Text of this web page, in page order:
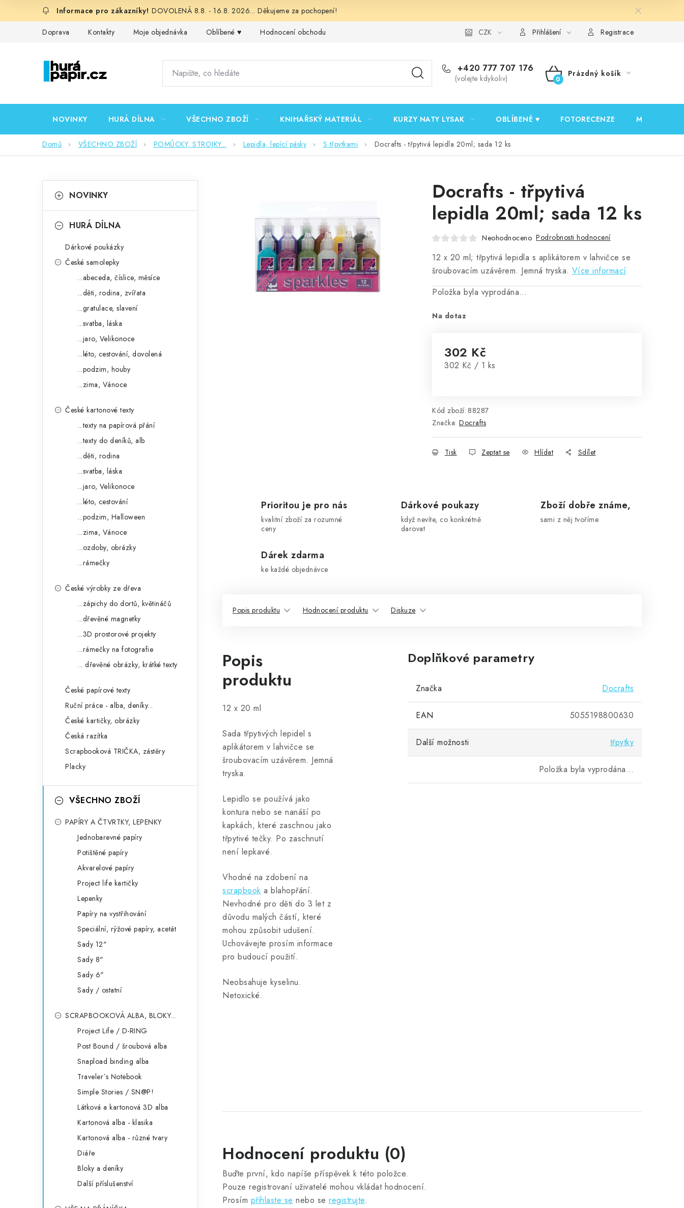
DOVOLENÁ 8.8. - 16.8. 2026... Děkujeme za pochopení!
Doprava Kontakty Moje objednávka Oblíbené ♥️ Hodnocení obchodu Podmínky ochrany osobních údajů Ověřování recenzí
CZK Přihlášení Registrace
+420 777 707 176
(volejte kdykoliv)
NÁKUPNÍ
Prázdný košík
NOVINKY HURÁ DÍLNA VŠECHNO ZBOŽÍ KNIHAŘSKÝ MATERIÁL KURZY NATY LYSAK OBLÍBENÉ ♥️ FOTORECENZE MOJE
Domů VŠECHNO ZBOŽÍ POMŮCKY, STROJKY... Lepidla, lepící pásky S třpytkami Docrafts - třpytivá lepidla 20ml; sada 12 ks
okategorie
a
NOVINKY
HURÁ DÍLNA
Dárkové poukázky
České samolepky
...abeceda, číslice, měsíce
...děti, rodina, zvířata
...gratulace, slavení
...svatba, láska
...jaro, Velikonoce
...léto, cestování, dovolená
...podzim, houby
...zima, Vánoce
České kartonové texty
...texty na papírová přání
...texty do deníků, alb
...děti, rodina
...svatba, láska
...jaro, Velikonoce
...léto, cestování
...podzim, Halloween
...zima, Vánoce
...ozdoby, obrázky
...rámečky
České výrobky ze dřeva
...zápichy do dortů, květináčů
...dřevěné magnetky
...3D prostorové projekty
...rámečky na fotografie
... dřevěné obrázky, krátké texty
České papírové texty
Ruční práce - alba, deníky...
České kartičky, obrázky
Česká razítka
Scrapbooková TRIČKA, zástěry
Placky
VŠECHNO ZBOŽÍ
PAPÍRY A ČTVRTKY, LEPENKY
Jednobarevné papíry
Potištěné papíry
Akvarelové papíry
Project life kartičky
Lepenky
Papíry na vystřihování
Speciální, rýžové papíry, acetát
Sady 12"
Sady 8"
Sady 6"
Sady / ostatní
SCRAPBOOKOVÁ ALBA, BLOKY...
Project Life / D-RING
Post Bound / šroubová alba
Snapload binding alba
Traveler´s Notebook
Simple Stories / SN@P!
Látková a kartonová 3D alba
Kartonová alba - klasika
Kartonová alba - různé tvary
Diáře
Bloky a deníky
Další příslušenství
Docrafts - třpytivá
lepidla 20ml; sada 12 ks
Neohodnoceno Podrobnosti hodnocení
12 x 20 ml; třpytivá lepidla s aplikátorem v lahvičce se
šroubovacím uzávěrem. Jemná tryska. Více informací
Položka byla vyprodána…
Na dotaz
302 Kč
Měrná cena:
302 Kč / 1 ks
Kód zboží: 88287
Značka: Docrafts
Tisk Zeptat se Hlídat Sdílet
Prioritou je pro nás
kvalitní zboží za rozumné
ceny
Dárkové poukazy
když nevíte, co konkrétně
darovat
Zboží dobře známe,
sami z něj tvoříme
Dárek zdarma
ke každé objednávce
Popis produktu Hodnocení produktu Diskuze
Popis
produktu
12 x 20 ml
Sada třpytivých lepidel s
aplikátorem v lahvičce se
šroubovacím uzávěrem. Jemná
tryska.
Lepidlo se používá jako
kontura nebo se nanáší po
kapkách, které zaschnou jako
třpytivé tečky. Po zaschnutí
není lepkavé.
Vhodné na zdobení na
scrapbook a blahopřání.
Nevhodné pro děti do 3 let z
důvodu malých částí, které
mohou způsobit udušení.
Uchovávejte prosím informace
pro budoucí použití.
Neobsahuje kyselinu.
Netoxické.
Doplňkové parametry
Značka Docrafts
EAN 5055198800630
Další možnosti třpytky
Položka byla vyprodána…
Hodnocení produktu (0)
Buďte první, kdo napíše příspěvek k této položce.
Pouze registrovaní uživatelé mohou vkládat hodnocení.
Prosím přihlaste se nebo se registrujte.